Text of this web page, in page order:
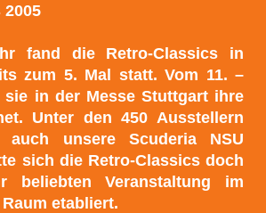
fand die Retro-Classics in
zum 5. Mal statt. Vom 11. –
sie in der Messe Stuttgart ihre
Unter den 450 Ausstellern
auch unsere Scuderia NSU
sich die Retro-Classics doch
beliebten Veranstaltung im
etabliert.